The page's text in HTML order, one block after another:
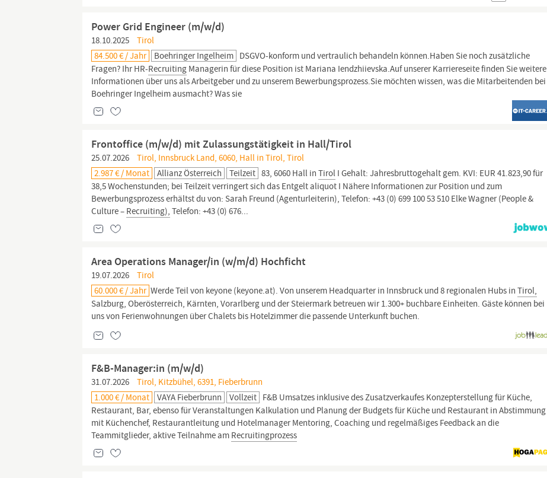
Power Grid Engineer (m/w/d)
18.10.2025
Tirol
84.500 € / Jahr
Boehringer Ingelheim DSGVO-konform und vertraulich behandeln können.Haben Sie noch zusätzliche
Fragen? Ihr HR-Recruiting Managerin für diese Position ist Mariana Iendzhiievska.Auf unserer Karriereseite finden Sie weitere
Informationen über uns als Arbeitgeber und zu unserem Bewerbungsprozess.Sie möchten wissen, was die Mitarbeitenden bei
Boehringer Ingelheim ausmacht? Was sie
Frontoffice (m/w/d) mit Zulassungstätigkeit in Hall/Tirol
25.07.2026
Tirol, Innsbruck Land, 6060, Hall in Tirol, Tirol
2.987 € / Monat
Allianz Österreich Teilzeit 83, 6060 Hall inTirol I Gehalt: Jahresbruttogehalt gem. KVI: EUR 41.823,90 für
38,5 Wochenstunden; bei Teilzeit verringert sich das Entgelt aliquot I Nähere Informationen zur Position und zum
Bewerbungsprozess erhältst du von: Sarah Freund (Agenturleiterin), Telefon: +43 (0) 699 100 53 510 Elke Wagner (People &
Culture – Recruiting), Telefon: +43 (0) 676...
Area Operations Manager/in (w/m/d) Hochficht
19.07.2026
Tirol
60.000 € / Jahr Werde Teil von keyone (keyone.at). Von unserem Headquarter in Innsbruck und 8 regionalen Hubs inTirol,
Salzburg, Oberösterreich, Kärnten, Vorarlberg und der Steiermark betreuen wir 1.300+ buchbare Einheiten. Gäste können bei
uns von Ferienwohnungen über Chalets bis Hotelzimmer die passende Unterkunft buchen.
F&B-Manager:in (m/w/d)
31.07.2026
Tirol, Kitzbühel, 6391, Fieberbrunn
1.000 € / Monat
VAYA Fieberbrunn Vollzeit F&B Umsatzes inklusive des Zusatzverkaufes Konzepterstellung für Küche,
Restaurant, Bar, ebenso für Veranstaltungen Kalkulation und Planung der Budgets für Küche und Restaurant in Abstimmung
mit Küchenchef, Restaurantleitung und Hotelmanager Mentoring, Coaching und regelmäßiges Feedback an die
Teammitglieder, aktive Teilnahme am Recruitingprozess